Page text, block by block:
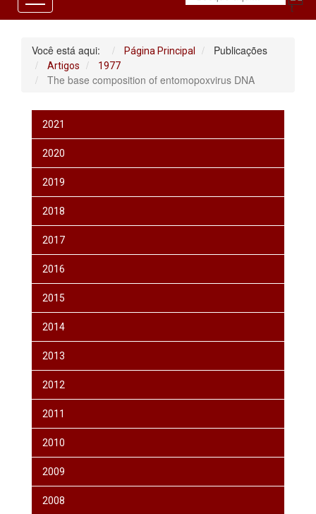
Você está aqui: Página Principal Publicações
Artigos 1977
The base composition of entomopoxvirus DNA
2021
2020
2019
2018
2017
2016
2015
2014
2013
2012
2011
2010
2009
2008